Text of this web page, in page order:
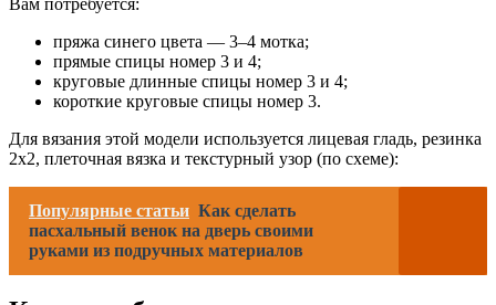
пряжа синего цвета — 3–4 мотка;
прямые спицы номер 3 и 4;
круговые длинные спицы номер 3 и 4;
короткие круговые спицы номер 3.
Для вязания этой модели используется лицевая гладь, резинка
2х2, плеточная вязка и текстурный узор (по схеме):
Популярные статьи Как сделать
пасхальный венок на дверь своими
руками из подручных материалов